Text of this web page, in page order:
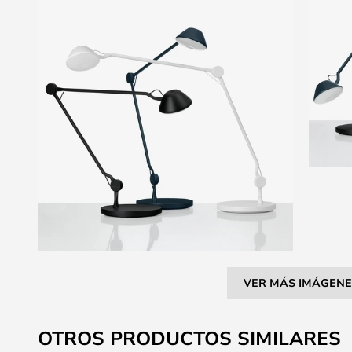
VER MÁS
al
comienzo
OTROS PRODUCTOS SIMILARES